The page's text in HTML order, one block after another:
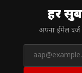
हर
अपना ईमेल